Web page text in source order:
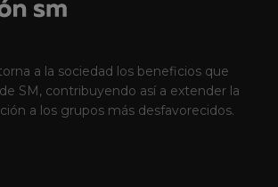
a la sociedad los beneficios que
SM, contribuyendo así a extender la
a los grupos más desfavorecidos.